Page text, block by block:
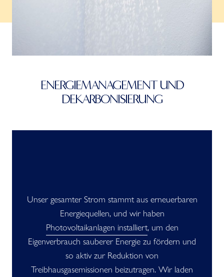
ENERGIEMANAGEMENT UND
DEKARBONISIERUNG
Unser gesamter Strom stammt aus erneuerbaren
Energiequellen, und wir haben
Photovoltaikanlagen installiert, um den
Eigenverbrauch sauberer Energie zu fördern und
so aktiv zur Reduktion von
Treibhausgasemissionen beizutragen. Wir laden